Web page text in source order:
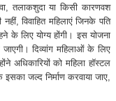
तलाकशुदा या किसी कारणवश
विवाहित महिलाएं जिनके पति
के लिए योग्य होंगी। इस योजना
दिव्यांग महिलाओं के लिए
अधिकारियों को महिला हॉस्टल
जल्द निर्माण करवाया जाए,